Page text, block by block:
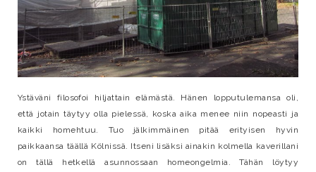
Ystäväni filosofoi hiljattain elämästä. Hänen lopputulemansa oli,
että jotain täytyy olla pielessä, koska aika menee niin nopeasti ja
kaikki homehtuu. Tuo jälkimmäinen pitää erityisen hyvin
paikkaansa täällä Kölnissä. Itseni lisäksi ainakin kolmella kaverillani
on tällä hetkellä asunnossaan homeongelmia. Tähän löytyy